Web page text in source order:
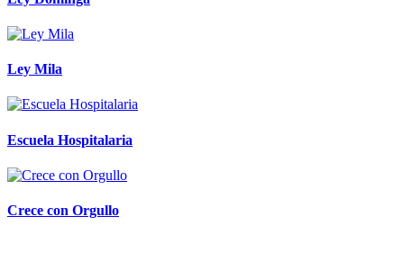
Ley Mila
Escuela Hospitalaria
Crece con Orgullo